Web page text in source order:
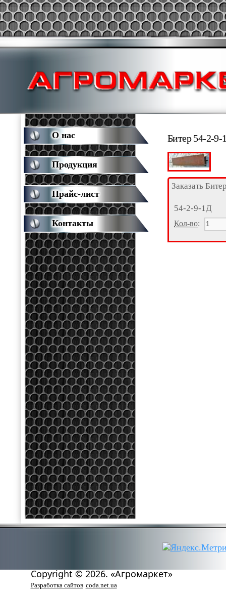
Битер 54-2-9-
Заказать
54-2-9-1Д
Кол-во:
О нас
Продукция
Прайс-лист
Контакты
Copyright © 2026. «Агромаркет»
Разработка сайтов coda.net.ua